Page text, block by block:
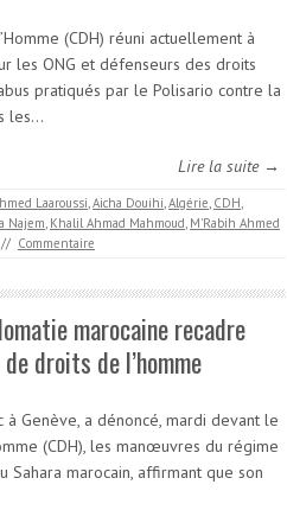
(CDH) réuni actuellement à
les ONG et défenseurs des droits
pratiqués par le Polisario contre la
les…
Lire la suite →
Laaroussi,Aicha Douihi,Algérie, CDH,
Najem, Khalil Ahmad Mahmoud, M'Rabih Ahmed
// Commentaire
marocaine recadre
droits de l’homme
Genève, a dénoncé, mardi devant le
(CDH), les manœuvres du régime
Sahara marocain, affirmant que son